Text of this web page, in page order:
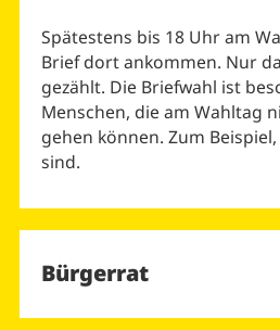
Spätestens bis 18 Uhr am
Brief dort ankommen. Nur
gezählt. Die Briefwahl ist
Menschen, die am Wahltag
gehen können. Zum
sind.
Bürgerrat